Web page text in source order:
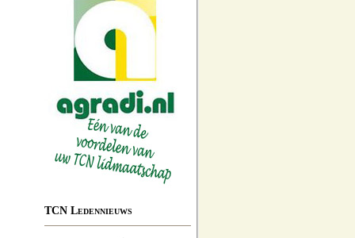
TCN Ledennieuws